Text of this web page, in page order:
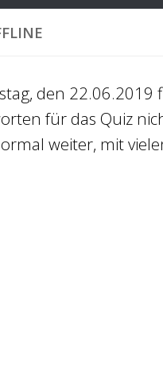
den 22.06.2019
für das Quiz
weiter, mit